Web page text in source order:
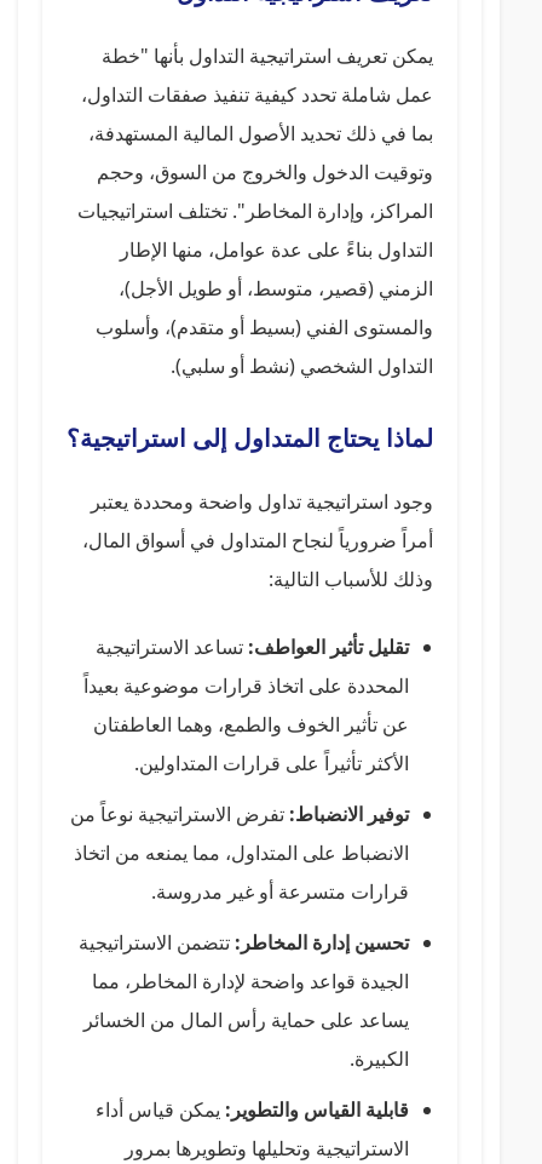
يمكن تعريف استراتيجية التداول بأنها "خطة
عمل شاملة تحدد كيفية تنفيذ صفقات التداول،
بما في ذلك تحديد الأصول المالية المستهدفة،
وتوقيت الدخول والخروج من السوق، وحجم
المراكز، وإدارة المخاطر". تختلف استراتيجيات
التداول بناءً على عدة عوامل، منها الإطار
الزمني (قصير، متوسط، أو طويل الأجل)،
والمستوى الفني (بسيط أو متقدم)، وأسلوب
التداول الشخصي (نشط أو سلبي).
لماذا يحتاج المتداول إلى استراتيجية؟
وجود استراتيجية تداول واضحة ومحددة يعتبر
أمراً ضرورياً لنجاح المتداول في أسواق المال،
وذلك للأسباب التالية:
تقليل تأثير العواطف: تساعد الاستراتيجية
المحددة على اتخاذ قرارات موضوعية بعيداً
عن تأثير الخوف والطمع، وهما العاطفتان
الأكثر تأثيراً على قرارات المتداولين.
توفير الانضباط: تفرض الاستراتيجية نوعاً من
الانضباط على المتداول، مما يمنعه من اتخاذ
قرارات متسرعة أو غير مدروسة.
تحسين إدارة المخاطر: تتضمن الاستراتيجية
الجيدة قواعد واضحة لإدارة المخاطر، مما
يساعد على حماية رأس المال من الخسائر
الكبيرة.
قابلية القياس والتطوير: يمكن قياس أداء
الاستراتيجية وتحليلها وتطويرها بمرور